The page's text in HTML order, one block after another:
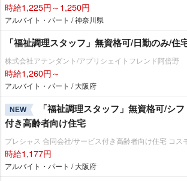
時給1,225円～1,250円
アルバイト・パート / 神奈川県
「福祉調理スタッフ」無資格可/日勤のみ/住
株式会社アテンダント/アプリシェイトフレンド阿倍野
時給1,260円～
アルバイト・パート / 大阪府
NEW
「福祉調理スタッフ」無資格可/シ
付き高齢者向け住宅
プレシャス 合同会社/サービス付き高齢者向け住宅 コス
時給1,177円
アルバイト・パート / 大阪府